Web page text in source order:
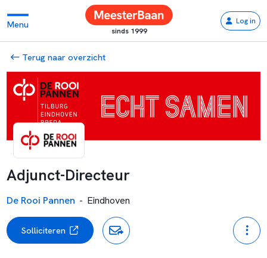
Menu
sinds 1999
Log in
Terug naar overzicht
Adjunct-Directeur
De Rooi Pannen - Eindhoven
Solliciteren